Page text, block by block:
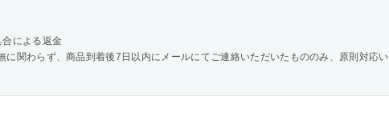
による返金
に関わらず、商品到着後7日以内にメールにてご連絡いただいたもののみ、原則対応い